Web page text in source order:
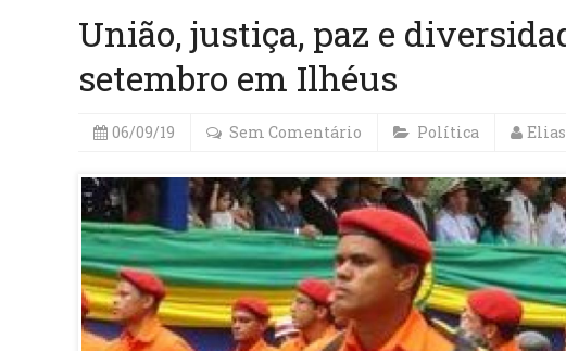
União, justiça, paz e
setembro em Ilhéus
06/09/19 Sem Comentário Política